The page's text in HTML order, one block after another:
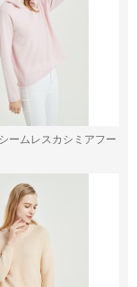
ームレスカシミアフー